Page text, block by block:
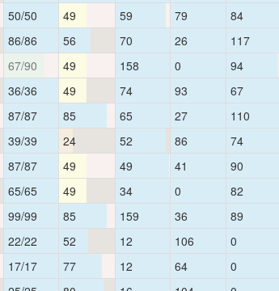
50/50 49 59 79 84
86/86 56 70 26 117
67/90 49 158 0 94
36/36 49 74 93 67
87/87 85 65 27 110
39/39 24 52 86 74
87/87 49 49 41 90
65/65 49 34 0 82
99/99 85 159 36 89
22/22 52 12 106 0
17/17 77 12 64 0